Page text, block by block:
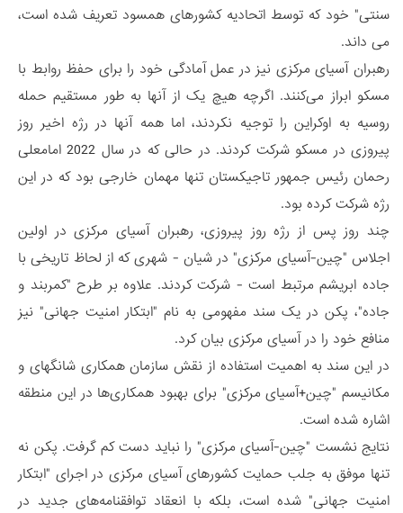
سنتی" خود که توسط اتحادیه کشورهای همسود تعریف شده است،
می داند.
رهبران آسیای مرکزی نیز در عمل آمادگی خود را برای حفظ روابط با
مسکو ابراز می‌کنند. اگرچه هیچ یک از آنها به طور مستقیم حمله
روسیه به اوکراین را توجیه نکردند، اما همه آنها در رژه اخیر روز
پیروزی در مسکو شرکت کردند. در حالی که در سال 2022 امامعلی
رحمان رئیس جمهور تاجیکستان تنها مهمان خارجی بود که در این
رژه شرکت کرده بود.
چند روز پس از رژه روز پیروزی، رهبران آسیای مرکزی در اولین
اجلاس "چین-آسیای مرکزی" در شیان - شهری که از لحاظ تاریخی با
جاده ابریشم مرتبط است - شرکت کردند. علاوه بر طرح "کمربند و
جاده"، پکن در یک سند مفهومی به نام "ابتکار امنیت جهانی" نیز
منافع خود را در آسیای مرکزی بیان کرد.
در این سند به اهمیت استفاده از نقش سازمان همکاری شانگهای و
مکانیسم "چین+آسیای مرکزی" برای بهبود همکاری‌ها در این منطقه
اشاره شده است.
نتایج نشست "چین-آسیای مرکزی" را نباید دست کم گرفت. پکن نه
تنها موفق به جلب حمایت کشورهای آسیای مرکزی در اجرای "ابتکار
امنیت جهانی" شده است، بلکه با انعقاد توافقنامه‌های جدید در